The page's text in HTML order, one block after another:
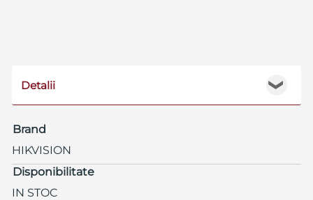
❯
Detalii
Brand
HIKVISION
Disponibilitate
IN STOC